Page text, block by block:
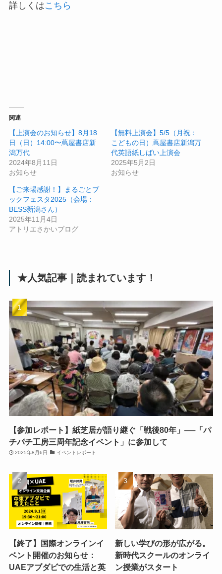
詳しくはこちら
関連
【上演会のお知らせ】8月18
日（日）14:00〜蔦屋書店新
潟万代
2024年8月11日
お知らせ
【無料上演会】5/5（月祝：
こどもの日）蔦屋書店新潟万
代英語紙しばい上演会
2025年5月2日
お知らせ
【ご来場感謝！】まるごとブ
ックフェスタ2025（会場：
BESS新潟さん）
2025年11月4日
アトリエさかいブログ
★人気記事｜読まれています！
【参加レポート】紙芝居が語り継ぐ「戦後80年」──「パ
チパチ工房三周年記念イベント」に参加して
2025年8月6日 イベントレポート
【終了】国際オンラインイ
ベント開催のお知らせ：
UAEアブダビでの生活と英
新しい学びの形が広がる。
新時代スクールのオンライ
ン授業がスタート